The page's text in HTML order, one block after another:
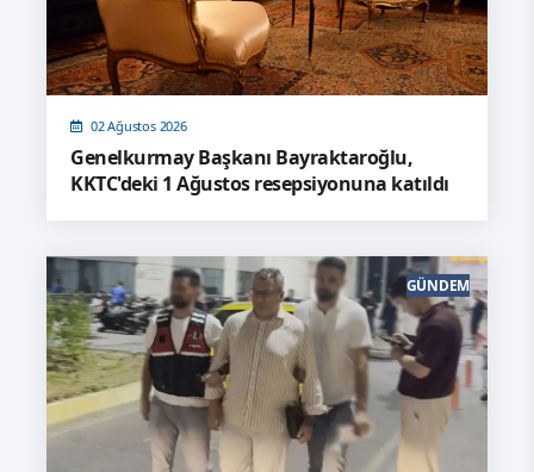
02 Ağustos 2026
Genelkurmay Başkanı Bayraktaroğlu,
KKTC'deki 1 Ağustos resepsiyonuna katıldı
GÜNDEM